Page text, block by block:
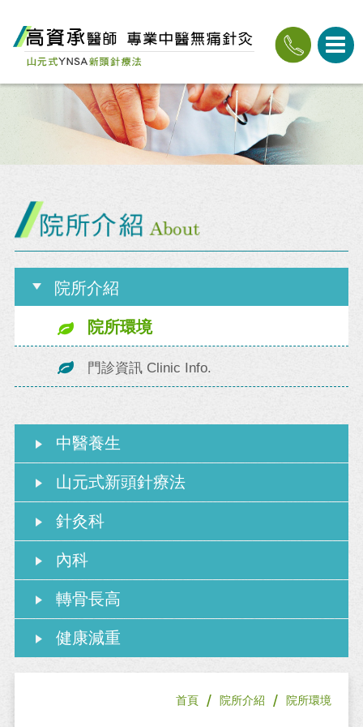
院所介紹
院所環境
門診資訊 Clinic Info.
中醫養生
山元式新頭針療法
針灸科
內科
轉骨長高
健康減重
首頁 / 院所介紹 / 院所環境